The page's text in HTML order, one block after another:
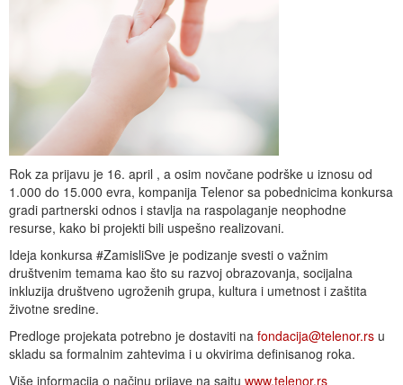
Rok za prijavu je 16. april , a osim novčane podrške u iznosu od
1.000 do 15.000 evra, kompanija Telenor sa pobednicima konkursa
gradi partnerski odnos i stavlja na raspolaganje neophodne
resurse, kako bi projekti bili uspešno realizovani.
Ideja konkursa #ZamisliSve je podizanje svesti o važnim
društvenim temama kao što su razvoj obrazovanja, socijalna
inkluzija društveno ugroženih grupa, kultura i umetnost i zaštita
životne sredine.
Predloge projekata potrebno je dostaviti na fondacija@telenor.rs u
skladu sa formalnim zahtevima i u okvirima definisanog roka.
Više informacija o načinu prijave na sajtu www.telenor.rs